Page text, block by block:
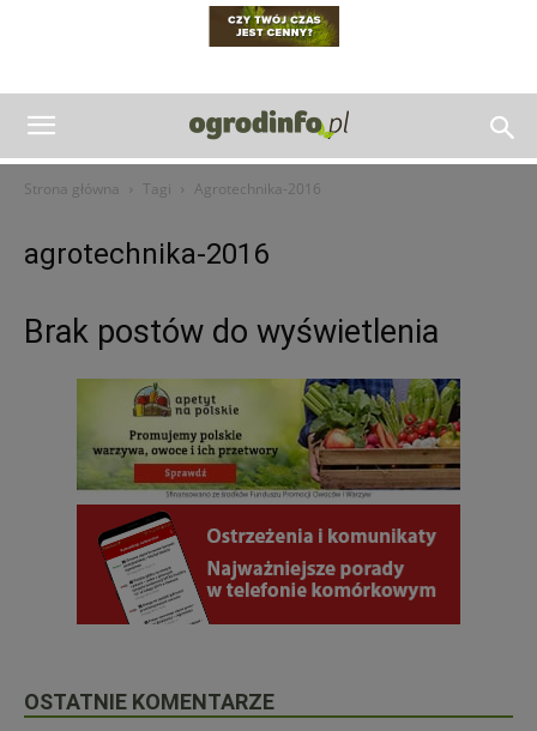
Strona główna Tagi Agrotechnika-2016
agrotechnika-2016
Brak postów do wyświetlenia
OSTATNIE KOMENTARZE